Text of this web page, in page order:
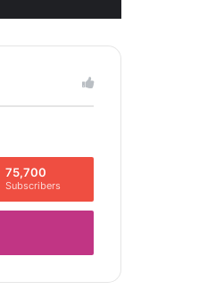
skin
75,700
Subscribers